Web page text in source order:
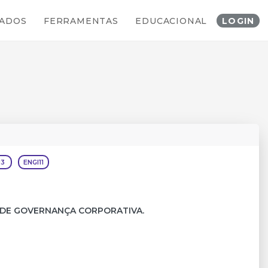
FERRAMENTAS EDUCACIONAL LOGIN
ENGI11
GOVERNANÇA CORPORATIVA.